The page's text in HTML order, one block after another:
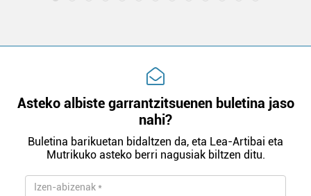
Asteko albiste garrantzitsuenen buletina jaso
nahi?
Buletina barikuetan bidaltzen da, eta Lea-Artibai eta
Mutrikuko asteko berri nagusiak biltzen ditu.